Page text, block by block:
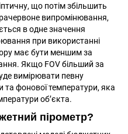
що потім збільшить
випромінювання,
в одне значення
при використанні
має бути меншим за
Якщо FOV більший за
вимірювати певну
та фонової температури, яка
об’єкта.
пірометр?